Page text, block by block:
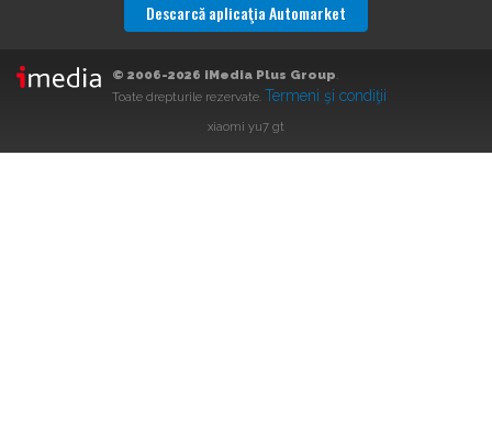
Descarcă aplicaţia Automarket
© 2006-2026 iMedia Plus Group.
Toate drepturile rezervate. Termeni şi condiţii
xiaomi yu7 gt